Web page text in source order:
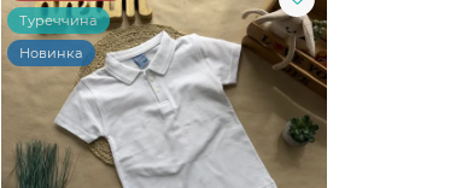
Туреччина
Новинка